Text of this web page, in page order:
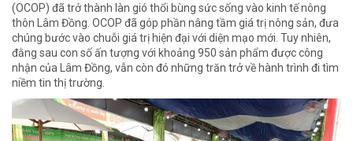
(OCOP) đã trở thành làn gió thổi bùng sức sống vào kinh tế nông
thôn Lâm Đồng. OCOP đã góp phần nâng tầm giá trị nông sản, đưa
chúng bước vào chuỗi giá trị hiện đại với diện mạo mới. Tuy nhiên,
đằng sau con số ấn tượng với khoảng 950 sản phẩm được công
nhận của Lâm Đồng, vẫn còn đó những trăn trở về hành trình đi tìm
niềm tin thị trường.